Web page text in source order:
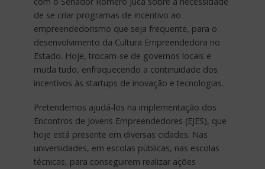
de se criar programas de incentivo ao
empreendedorismo que seja frequente, para o
desenvolvimento da Cultura Empreendedora no
Estado. Hoje, trocam-se de governos locais e
muda tudo, enfraquecendo a continuidade dos
incentivos às startups de inovação e tecnologias.
Pretendemos ajudá-los na implementação dos
Encontros de Jovens Empreendedores (EJES), que
hoje está presente em diversas cidades. Nas
universidades, em escolas públicas, nas escolas
técnicas, para conseguirem realizar ações